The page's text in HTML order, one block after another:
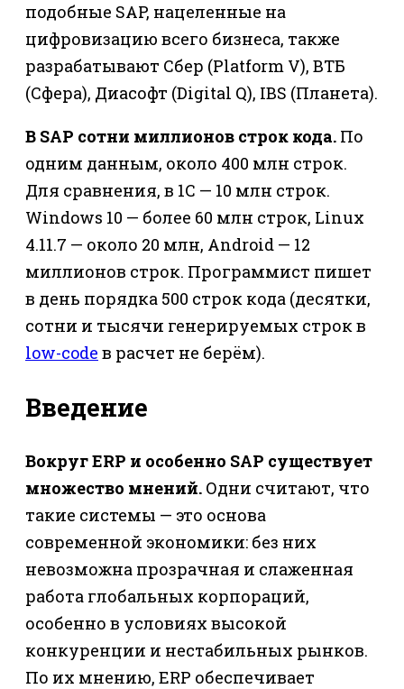
подобные SAP, нацеленные на
цифровизацию всего бизнеса, также
разрабатывают Сбер (Platform V), ВТБ
(Сфера), Диасофт (Digital Q), IBS (Планета).
В SAP сотни миллионов строк кода. По
одним данным, около 400 млн строк.
Для сравнения, в 1С — 10 млн строк.
Windows 10 — более 60 млн строк, Linux
4.11.7 — около 20 млн, Android — 12
миллионов строк. Программист пишет
в день порядка 500 строк кода (десятки,
сотни и тысячи генерируемых строк в
low-code в расчет не берём).
Введение
Вокруг ERP и особенно SAP существует
множество мнений. Одни считают, что
такие системы — это основа
современной экономики: без них
невозможна прозрачная и слаженная
работа глобальных корпораций,
особенно в условиях высокой
конкуренции и нестабильных рынков.
По их мнению, ERP обеспечивает